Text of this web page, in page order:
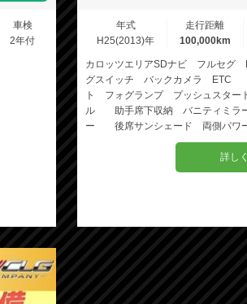
車検
2年付
年式
H25(2013)年
走行距離
100,000km
カロッツエリアSDナビ フルセ
グスイッチ バックカメラ ETC
ト フォグランプ プッシュスタ
ル 助手席下収納 バニティミラ
ー 後席サンシェード 両側パワ
詳し